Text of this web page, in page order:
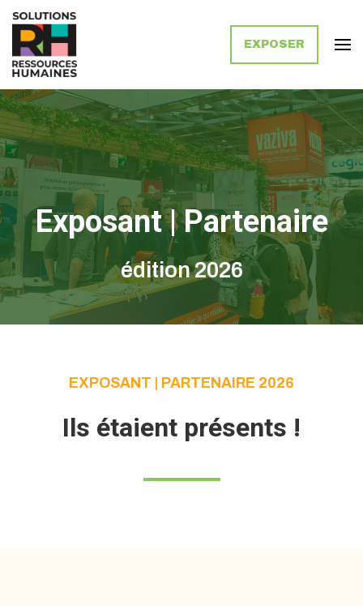
Solutions Ressources Humaines
EXPOSER
Exposant | Partenaire
édition 2026
EXPOSANT | PARTENAIRE 2026
Ils étaient présents !